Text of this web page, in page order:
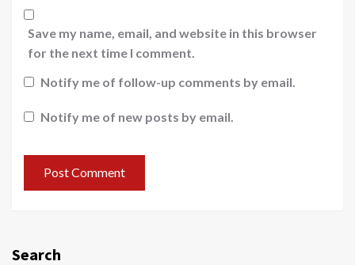
Save my name, email, and website in this browser
for the next time I comment.
Notify me of follow-up comments by email.
Notify me of new posts by email.
Search